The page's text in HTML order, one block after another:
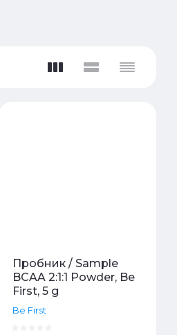
Пробник / Sample
BCAA 2:1:1 Powder, Be
First, 5 g
Be First